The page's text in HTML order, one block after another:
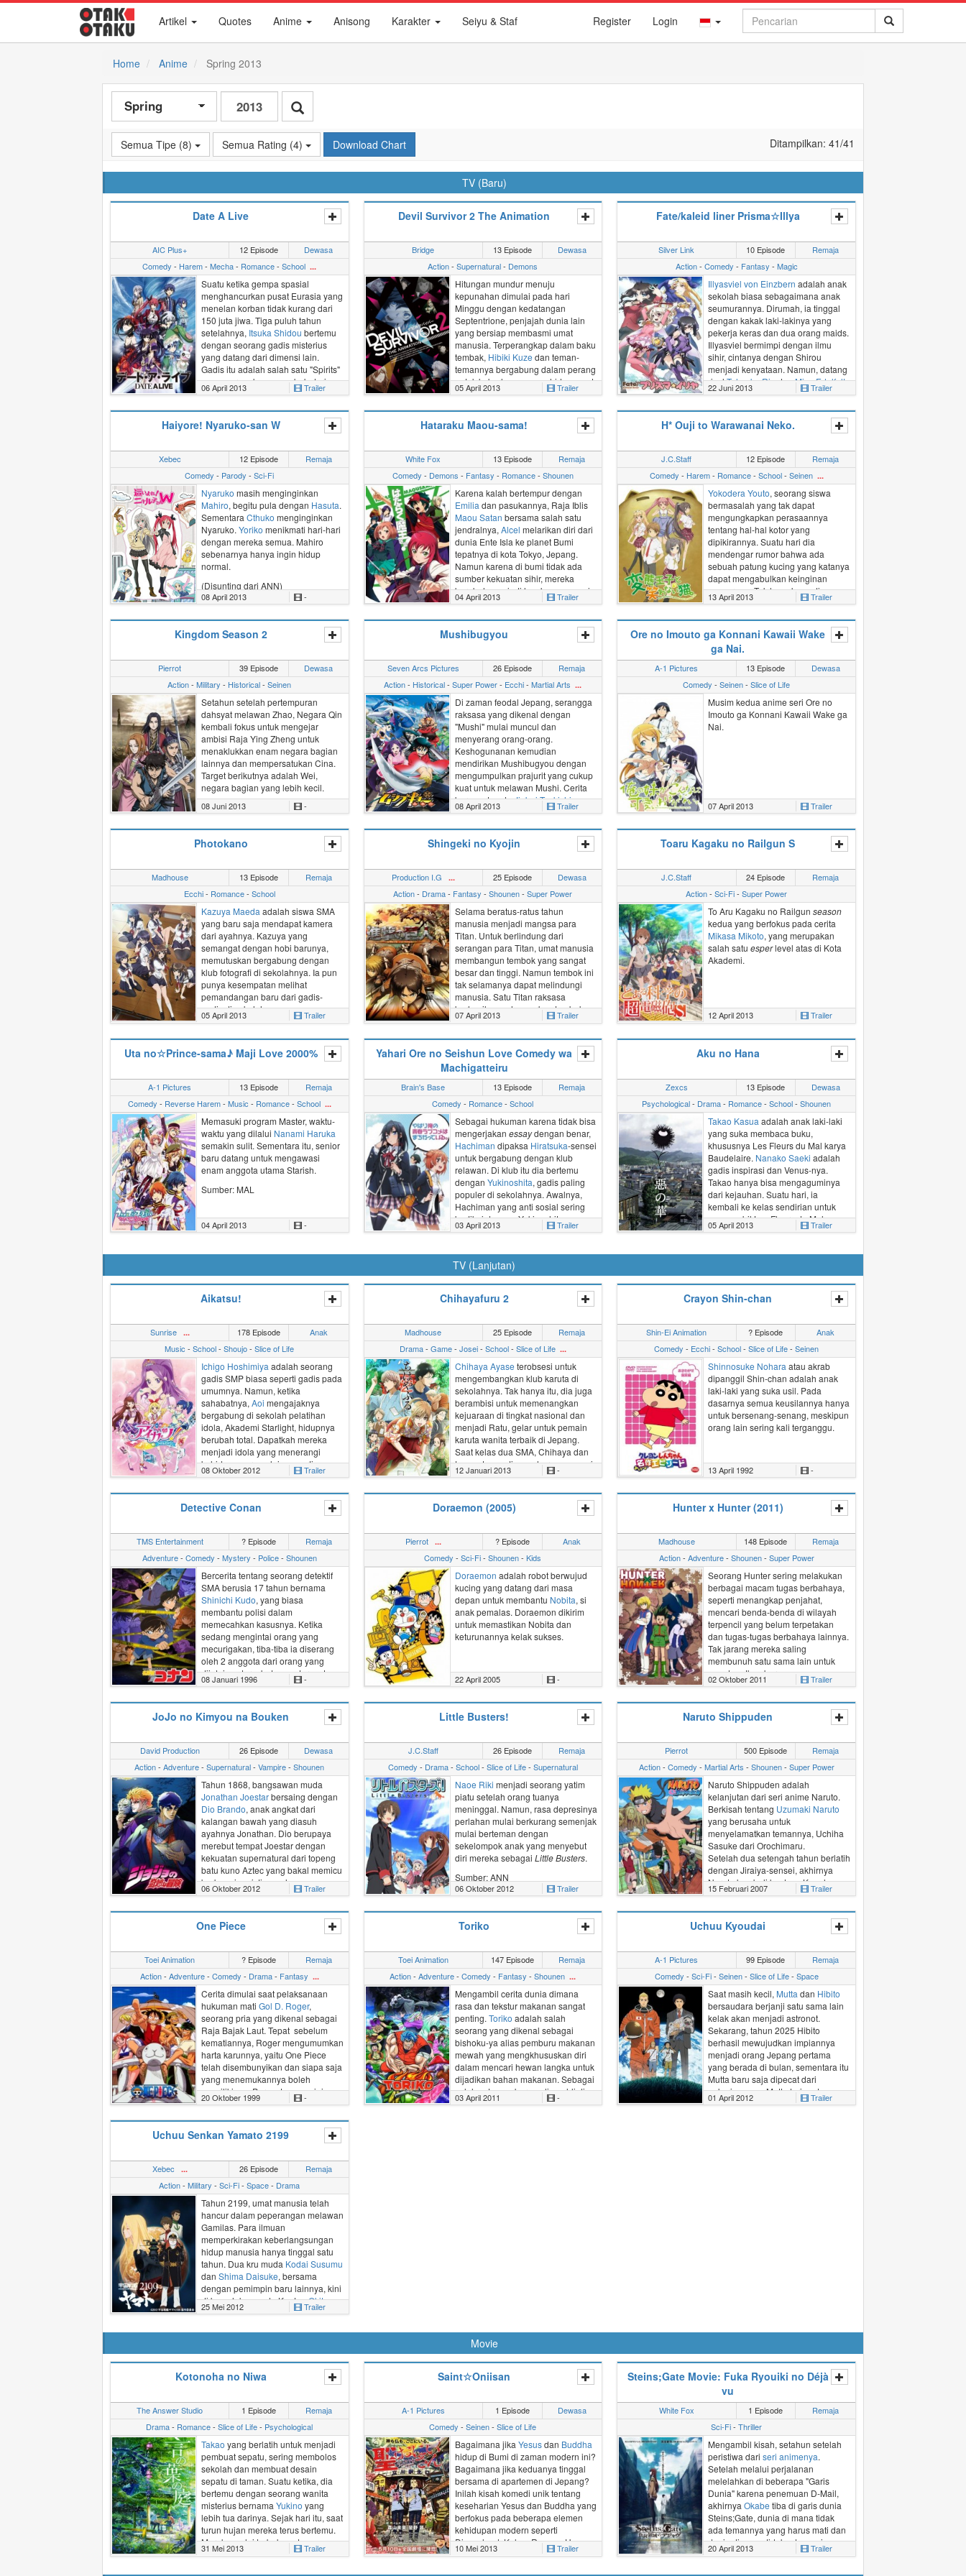
Register Login
Artikel Quotes Anime Anisong Karakter Seiyu & Staf
Home Anime Spring 2013
Semua Tipe (8) Semua Rating (4) Download Chart Ditampilkan: 41/41
TV (Baru)
Date A Live
AIC Plus+ 12 Episode
Dewasa
Comedy - Harem-Mecha- Romance-School ...
Suatu ketika gempa spasial
menghancurkan pusat Eurasia yang
menelan korban tidak kurang dari
150 juta jiwa. Tiga puluh tahun
setelahnya, Itsuka Shidou bertemu
dengan seorang gadis misterius
yang datang dari dimensi lain.
Gadis itu adalah salah satu "Spirits"
yang merupakan penyebab dari
gempa spasial 30 tahun yang lalu.
terjadi lagi, Shido harus menyegel
kekuatan Spirits dengan cara
membuatnya jatuh cinta.
06 April 2013 Trailer
Devil Survivor 2 The Animation
Bridge 13 Episode
Dewasa
Action-Supernatural- Demons
Hitungan mundur menuju
kepunahan dimulai pada hari
Minggu dengan kedatangan
Septentrione, penjajah dunia lain
yang bersiap membasmi umat
manusia. Terperangkap dalam baku
tembak, Hibiki Kuze dan teman-
temannya bergabung dalam perang
untuk keberlangsungan hidup umat
manusia dengan menjadi
kemudian, kemampuan mereka
menarik perhatian JP, sebuah
olehYamato Houtsuin. Setelah
bergabung dengan JP, Hibiki dan
teman-temannya bertarung dan
terikat bersama warga biasa lainnya
yang merupakan Pemanggil Iblis.
(Disunting dari MAL)
05 April 2013 Trailer
Fate/kaleid liner Prisma☆Illya
Silver Link 10 Episode
Remaja
Action- Comedy - Fantasy - Magic
Illyasviel von Einzbern adalah anak
sekolah biasa sebagaimana anak
seumurannya. Dirumah, ia tinggal
dengan kakak laki-lakinya yang
pekerja keras dan dua orang maids.
Illyasviel bermimpi dengan ilmu
sihir, cintanya dengan Shirou
menjadi kenyataan. Namun, datang
rivalTohsaka RindanMiyu Edelfelt,
dua orang penyihir yang dikirim ke
22 Juni 2013 Trailer
Haiyore! Nyaruko-san W
Xebec 12 Episode
Remaja
Comedy - Parody -Sci-Fi
Nyaruko masih menginginkan
Mahiro, begitu pula dengan Hasuta.
Sementara Cthuko menginginkan
Nyaruko. Yoriko menikmati hari-hari
dengan mereka semua. Mahiro
sebenarnya hanya ingin hidup
normal.
(Disunting dari ANN)
08 April 2013 -
Hataraku Maou-sama!
White Fox 13 Episode
Remaja
Comedy - Demons - Fantasy - Romance- Shounen
Karena kalah bertempur dengan
Emilia dan pasukannya, Raja Iblis
Maou Satan bersama salah satu
jendralnya, Alcel melarikan diri dari
dunia Ente Isla ke planet Bumi
tepatnya di kota Tokyo, Jepang.
Namun karena di bumi tidak ada
sumber kekuatan sihir, mereka
berubah menjadi layaknya manusia
biasa. Untuk bertahan hidup, Maou
di sebuah restoran makanan
cepat saji bernama MgRonald,
apartemen untuk mengurus
keperluan rumah. Suatu hari, dijalan
Maou bertemu dengan seorang
gadis bernama Yusa Emi yang
ternyata adalah sang Pahlawan
Emilia.
04 April 2013 Trailer
H* Ouji to Warawanai Neko.
J.C.Staff 12 Episode
Remaja
Comedy - Harem- Romance- School- Seinen ...
Yokodera Youto, seorang siswa
bermasalah yang tak dapat
mengungkapkan perasaannya
tentang hal-hal kotor yang
dipikirannya. Suatu hari dia
mendengar rumor bahwa ada
sebuah patung kucing yang katanya
dapat mengabulkan keinginan
seseorang. Tak lama kemudian,
Youto pergi ke tempat patung kucing
mengungkapkan semua pikiran
kotornya pada siapa pun dan kapan
pun ia mau. Tak disangka, di tempat
itu Youto bertemu dengan
Tsutsukakushi Tsukiko
gadis yang sebaliknya datang untuk
memohon pada patung kucing agar
segala hal yang dipikirkannya tidak
13 April 2013 Trailer
Kingdom Season 2
Pierrot 39 Episode
Dewasa
Action-Military - Historical-Seinen
Setahun setelah pertempuran
dahsyat melawan Zhao, Negara Qin
kembali fokus untuk mengejar
ambisi Raja Ying Zheng untuk
menaklukkan enam negara bagian
lainnya dan mempersatukan Cina.
Target berikutnya adalah Wei,
negara bagian yang lebih kecil.
Lin Xin yang sekarang adalah
UnitFei Xinterus meraih
pencapaian yang lebih tinggi demi
mendapat pengakuan dari pasukan
dan dirinya sendiri.
Dengan usaha dari dalam dan luar
negeri, Zheng dan Xin harus
memimpin perjalanan di era perang
tanpa akhir dan mengukir nama
mereka dalam sejarah penciptaan
persatuan Cina.
(Disunting dari MAL)
08 Juni 2013 -
Mushibugyou
Seven Arcs Pictures 26 Episode
Remaja
Action- Historical-Super Power- Ecchi-Martial Arts ...
Di zaman feodal Jepang, serangga
raksasa yang dikenal dengan
"Mushi" mulai muncul dan
menyerang orang-orang.
Keshogunanan kemudian
mendirikan Mushibugyou dengan
mengumpulkan prajurit yang cukup
kuat untuk melawan Mushi. Cerita
berpusat padaJinbei Tsukishima,
anggota baru Mushibugyou yang
08 April 2013 Trailer
Ore no Imouto ga Konnani Kawaii Wake
ga Nai.
A-1 Pictures 13 Episode
Dewasa
Comedy -Seinen-Slice of Life
Musim kedua anime seri Ore no
Imouto ga Konnani Kawaii Wake ga
Nai.
07 April 2013 Trailer
Photokano
Madhouse 13 Episode
Remaja
Ecchi- Romance- School
Kazuya Maedaadalah siswa SMA
yang baru saja mendapat kamera
dari ayahnya. Kazuya yang
semangat dengan hobi barunya,
memutuskan bergabung dengan
klubfotografidi sekolahnya. Ia pun
punya kesempatan melihat
pemandangan baru dari gadis-
gadis di sekolahnya.
05 April 2013 Trailer
Shingeki no Kyojin
Production I.G ... 25 Episode
Dewasa
Action- Drama- Fantasy -Shounen-Super Power
Selama beratus-ratus tahun
manusia menjadi mangsa para
Titan. Untuk berlindung dari
serangan para Titan, umat manusia
membangun tembok yang sangat
besar dan tinggi. Namun tembok ini
tak selamanya dapat melindungi
manusia. Satu Titan raksasa
berhasil menghancurkan tombok
dan masuk ke wilayah pemukiman.
pilihan lain selain bertempur untuk
bertahan hidup.
07 April 2013 Trailer
Toaru Kagaku no Railgun S
J.C.Staff 24 Episode
Remaja
Action-Sci-Fi-Super Power
To Aru Kagaku no Railgunseason
kedua yang berfokus pada cerita
Mikasa Mikoto, yang merupakan
salah satuesperlevel atas di Kota
Akademi.
12 April 2013 Trailer
Uta no☆Prince-sama♪ Maji Love 2000%
A-1 Pictures 13 Episode
Remaja
Comedy - Reverse Harem- Music - Romance- School ...
Memasuki program Master, waktu-
waktu yang dilalui Nanami Haruka
semakin sulit. Sementara itu, senior
baru datang untuk mengawasi
enam anggota utama Starish.
Sumber: MAL
04 April 2013 -
Yahari Ore no Seishun Love Comedy wa
Machigatteiru
Brain's Base 13 Episode
Remaja
Comedy - Romance-School
Sebagai hukuman karena tidak bisa
mengerjakan essaydengan benar,
Hachiman dipaksa Hiratsuka-sensei
untuk bergabung dengan klub
relawan. Di klub itu dia bertemu
dengan Yukinoshita, gadis paling
populer di sekolahnya. Awalnya,
Hachiman yang anti sosial sering
bertikai dengan Yukinoshita yang
selalu bersikap dingin terhadapnya.
keduanya mulai saling memahami
dan mulai menjalankan kegiatan
klub relawan bersama dengan
Yuigahama
yang ikut bergabung
setelah sebelumnya pernah
membuat kue.
03 April 2013 Trailer
Aku no Hana
Zexcs 13 Episode
Dewasa
Psychological- Drama- Romance-School-Shounen
Takao Kasua adalah anak laki-laki
yang suka membaca buku,
khususnya Les Fleurs du Mal karya
Baudelaire. Nanako Saeki adalah
gadis inspirasi dan Venus-nya.
Takao hanya bisa mengaguminya
dari kejauhan. Suatu hari, ia
kembali ke kelas sendirian untuk
mengambil Les Fleurs du Mal yang
tertinggal. Di kelas, ketika ia
ia juga melihatseragamolahraga
membuatnya mengambil seragam
tersebut.
tahu ada "orang aneh" yang
mencuri seragam Saeki. Kasuga
pun malu dan merasa bersalah.
Yang lebih buruk lagi, teman
kelasnya,Sawaternyata
mengetahui bahwa dia yang
mengambil seragam Saeki. Sawa
mengatakan akantutup mulutjika
Takao mau melakukan apa pun
yang dia minta. Hubungan rumit
(Disunting dari MAL)
05 April 2013 Trailer
TV (Lanjutan)
Aikatsu!
Sunrise ... 178 Episode
Anak
Music -School-Shoujo-Slice of Life
Ichigo Hoshimiya adalah seorang
gadis SMP biasa seperti gadis pada
umumnya. Namun, ketika
sahabatnya, Aoi mengajaknya
bergabung di sekolah pelatihan
idola, Akademi Starlight, hidupnya
berubah total. Dapatkah mereka
menjadi idola yang menerangi
kehidupan orang lain seperti yang
dilakukan idola papan atas,Mizuki
08 Oktober 2012 Trailer
Chihayafuru 2
Madhouse 25 Episode
Remaja
Drama- Game- Josei- School- Slice of Life ...
Chihaya Ayase terobsesi untuk
mengembangkan klubkaruta di
sekolahnya. Tak hanya itu, dia juga
berambisi untuk memenangkan
kejuaraan di tingkat nasional dan
menjadi Ratu, gelar untuk pemain
karuta wanita terbaik di Jepang.
Saat kelas dua SMA, Chihaya dan
teman-teman timnya harus mencari
anggota baru, berlatih, dan
12 Januari 2013 -
Crayon Shin-chan
Shin-Ei Animation ? Episode
Anak
Comedy - Ecchi-School-Slice of Life-Seinen
Shinnosuke Nohara atau akrab
dipanggilShin-chan adalah anak
laki-laki yang suka usil. Pada
dasarnya semua keusilannya hanya
untuk bersenang-senang, meskipun
orang lain sering kali terganggu.
13 April 1992 -
Detective Conan
TMS Entertainment ? Episode
Remaja
Adventure- Comedy - Mystery - Police- Shounen
Bercerita tentang seorang detektif
SMA berusia 17 tahun bernama
Shinichi Kudo, yang biasa
membantu polisi dalam
memecahkan kasusnya. Ketika
sedang mengintai orang yang
mecurigakan, tiba-tiba ia diserang
oleh 2 anggota dari orang yang
diintainya tersebut, yang ternyata
adalah anggota Organisasi Berbaju
Shinichi yang pingsan, kemudian
diberi minum obat misterius yang
seorang ilmuan. Obat misterius
tersebut dikira racun yang
mematikan oleh organisasi hitam,
namun ternyata perkiraan mereka
salah. Obat tersebut adalah obat
yang dapat membuat tubuh
seseorang mengecil seperti anak
berusia 7 tahun. Karena dikira telah
mati oleh mereka, maka Shinichi di
tinggalkan begitu saja. Shinichi
yang masih hidup dan berubah
menjadi anak-anak, kemudian
menyamarkan namanya menjadi
menyembunyikan identitasnya dan
menginvestigasi keadaan
Petualangannya sebagai detective
cilik bernama Conan Edogawa pun
dimulai.
08 Januari 1996 -
Doraemon (2005)
Pierrot ... ? Episode
Anak
Comedy -Sci-Fi-Shounen-Kids
Doraemon adalah robot berwujud
kucing yang datang dari masa
depan untuk membantu Nobita, si
anak pemalas. Doraemon dikirim
untuk memastikan Nobita dan
keturunannya kelak sukses.
22 April 2005 -
Hunter x Hunter (2011)
Madhouse 148 Episode
Remaja
Action- Adventure- Shounen- Super Power
Seorang Hunter sering melakukan
berbagai macam tugas berbahaya,
seperti menangkap penjahat,
mencari benda-benda di wilayah
terpencil yang belum terpetakan
dan tugas-tugas berbahaya lainnya.
Tak jarang mereka saling
membunuh satu sama lain untuk
mendapatkan buruannya.
belas tahun yang bertekad untuk
menjadi seorang Hunter tangguh
ayahnya yang telah lama
mengembara sebagai Hunter
profesional. Gon sadar jalan untuk
menjadi Hunter itu tidaklah mudah.
Dalam perjalanannya, dia bertemu
denganLeorio ,KurapikadanKillua
Meski tujuan mereka berbeda-beda,
tapi mereka berempat bersama-
sama mengikuti ujian Hunter dan
berjuang untuk menjadi Hunter
profesional.
02 Oktober 2011 Trailer
JoJo no Kimyou na Bouken
David Production 26 Episode
Dewasa
Action-Adventure-Supernatural-Vampire-Shounen
Tahun 1868, bangsawan muda
Jonathan Joestarbersaing dengan
Dio Brando, anak angkat dari
kalangan bawah yang diasuh
ayahnya Jonathan. Dio berupaya
merebut tempat Joestar dengan
kekuatan supernatural dari topeng
batu kuno Aztecyang bakal memicu
berbagai peristiwa selama
bertahun-tahun yang akan datang.
Lima puluh tahun kemudian, pada
tahun 1938 di New York cucu
menemukan warisan yang
ditinggalkan kakeknya untuknya.
Ketika penggalian arkeologi
menguak kebenaran di balik topeng
batu, ia menyadari bahwa dirinya
adalah satu-satunya yang dapat
mengalahkanPilar , makhluk mistis
yang mengancam keberlangsungan
hidup umat manusia.
(Disunting dari MAL)
06 Oktober 2012 Trailer
Little Busters!
J.C.Staff 26 Episode
Remaja
Comedy - Drama- School- Slice of Life- Supernatural
Naoe Riki menjadi seorang yatim
piatu setelah orang tuanya
meninggal. Namun, rasa depresinya
perlahan mulai berkurang semenjak
mulai berteman dengan
sekelompok anak yang menyebut
diri mereka sebagai Little Busters.
Sumber: ANN
06 Oktober 2012 Trailer
Naruto Shippuden
Pierrot 500 Episode
Remaja
Action- Comedy - Martial Arts - Shounen- Super Power
Naruto Shippuden adalah
kelanjutan dari seri anime Naruto.
Berkisah tentang Uzumaki Naruto
yang berusaha untuk
menyelamatkan temannya, Uchiha
Sasuke dari Orochimaru.
Setelah dua setengah tahun berlatih
dengan Jiraiya-sensei, akhirnya
Naruto kembali ke desa Konoha.
Dengan ditemani ninja Konoha
pulang Sasuke. Akan tetapi dalam
perjalanannya mereka harus
lebih berbahaya, yaitu anggota
organisasi Akatsuki.
15 Februari 2007 Trailer
One Piece
Toei Animation ? Episode
Remaja
Action- Adventure- Comedy - Drama- Fantasy ...
Cerita dimulai saat pelaksanaan
hukuman mati Gol D. Roger,
seorang pria yang dikenal sebagai
Raja Bajak Laut. Tepat sebelum
kematiannya, Roger mengumumkan
harta karunnya, yaitu One Piece
telah disembunyikan dan siapa saja
yang menemukannya boleh
memilikinya. Pernyataannya ini
membuat banyak orang pergi ke
karun itu dan menjadi bajak laut.
Dua puluh tahun setelah eksekusi
Roger, seorang anak muda
Monkey D. Luffy
mulai
melakukan pelayarannya dari laut
East Blue untuk menemukan One
Piece dan menjadi Raja Bajak Laut.
20 Oktober 1999 -
Toriko
Toei Animation 147 Episode
Remaja
Action-Adventure-Comedy - Fantasy -Shounen ...
Mengambil cerita dunia dimana
rasa dan tekstur makanan sangat
penting. Toriko adalah salah
seorang yang dikenal sebagai
bishoku-ya alias pemburu makanan
mewah yang mengkhususkan diri
dalam mencari hewan langka untuk
dijadikan bahan makanan. Sebagai
salah satu pemburu paling ahli di
dunia, Toriko sering dimintai
03 April 2011 -
Uchuu Kyoudai
A-1 Pictures 99 Episode
Remaja
Comedy - Sci-Fi- Seinen- Slice of Life- Space
Saat masih kecil, Mutta dan Hibito
bersaudara berjanji satu sama lain
kelak akan menjadiastronot.
Sekarang, tahun 2025 Hibito
berhasil mewujudkan impiannya
menjadi orang Jepang pertama
yang berada di bulan, sementara itu
Mutta baru saja dipecat dari
pekerjaannya. Mutta teringat
kembali janji 19 tahun lalu yang
01 April 2012 Trailer
Uchuu Senkan Yamato 2199
Xebec ... 26 Episode
Remaja
Action-Military -Sci-Fi-Space- Drama
Tahun 2199, umat manusia telah
hancur dalam peperangan melawan
Gamilas. Para ilmuan
memperkirakan keberlangsungan
hidup manusia hanya tinggal satu
tahun. Dua kru muda Kodai Susumu
dan Shima Daisuke, bersama
dengan pemimpin baru lainnya, kini
di bawah komando KaptenOkita
Juuzou. Mereka dipaksa belajar
Para tokoh berpengalaman dari
Uchuu Senkan Yamato 2199
harus
menyelesaikan misi mereka untuk
menyelamatkan umat manusia
sebelum terlambat.
(Disunting dari MAL)
25 Mei 2012 Trailer
Movie
Kotonoha no Niwa
The Answer Studio 1 Episode
Remaja
Drama- Romance-Slice of Life- Psychological
Takao yang berlatih untuk menjadi
pembuat sepatu, sering membolos
sekolah dan membuat desain
sepatu di taman. Suatu ketika, dia
bertemu dengan seorang wanita
misterius bernamaYukino yang
lebih tua darinya. Sejak hari itu, saat
turun hujan mereka terus bertemu.
Mereka mulai terbuka satu sama
lain dan memperdalam hubungan.
31 Mei 2013 Trailer
Saint☆Oniisan
A-1 Pictures 1 Episode
Dewasa
Comedy -Seinen-Slice of Life
Bagaimana jikaYesusdan Buddha
hidup di Bumi di zaman modern ini?
Bagaimana jika keduanya tinggal
bersama di apartemen di Jepang?
Inilah kisah komedi unik tentang
keseharian Yesus dan Buddha yang
berfokus pada beberapa elemen
kehidupan modern seperti
Disneyland, Kolam Renang Umum,
Karnaval, Natal, dan masih banyak
10 Mei 2013 Trailer
Steins;Gate Movie: Fuka Ryouiki no Déjà
vu
White Fox 1 Episode
Remaja
Sci-Fi-Thriller
Mengambil kisah, setahun setelah
peristiwa dariseri animenya.
Setelah melalui perjalanan
melelahkan di beberapa "Garis
Dunia" karena penemuan D-Mail,
akhirnyaOkabe tiba di garis dunia
Steins;Gate, dunia di mana tidak
ada temannya yang harus mati dan
dunia di mana tidak ada mesin
waktu. Namun Okabe mulai
20 April 2013 Trailer